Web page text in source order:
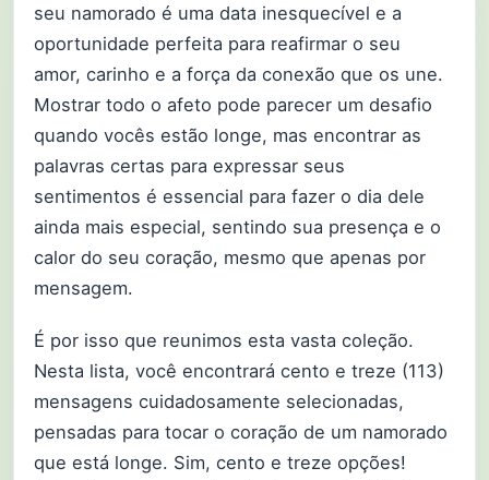
seu namorado é uma data inesquecível e a
oportunidade perfeita para reafirmar o seu
amor, carinho e a força da conexão que os une.
Mostrar todo o afeto pode parecer um desafio
quando vocês estão longe, mas encontrar as
palavras certas para expressar seus
sentimentos é essencial para fazer o dia dele
ainda mais especial, sentindo sua presença e o
calor do seu coração, mesmo que apenas por
mensagem.
É por isso que reunimos esta vasta coleção.
Nesta lista, você encontrará cento e treze (113)
mensagens cuidadosamente selecionadas,
pensadas para tocar o coração de um namorado
que está longe. Sim, cento e treze opções!